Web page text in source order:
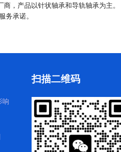
，产品以针状轴承和导轨轴承为主。
承诺。
响
扫描二维码